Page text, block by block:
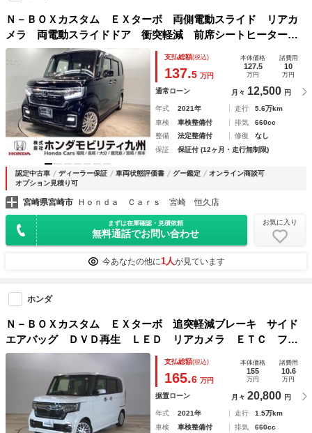
Ｎ－ＢＯＸカスタム ＥＸターボ 両側電動スライド リアカ
メラ 両電動スライドドア 衝突軽減 前席シートヒーター
地デジ スマートキー カーテンエアバック 横滑り防止装
置 ＬＥＤヘッドライト 記録簿 ミュージックプレイヤー接
支払総額(税込)
137.5 万円
本体価格
127.5
万円
諸費用
10
万円
通常ローン 月々 12,500 円
年式 2021年 走行
5.6万km
車検
車検整備付 排気
660cc
整備
法定整備付 修復
なし
保証
保証付 (12ヶ月・走行無制限)
認定中古車 ディーラー保証 車両状態評価書 グー鑑定
オンライン商談可
オプション見積り可
宮崎県宮崎市 Ｈｏｎｄａ Ｃａｒｓ 宮崎 恒久店
まずは在庫確認・見積依頼
無料通話でお問い合わせ
お気に入り
今あなたの他に1人が見ています
ホンダ
Ｎ－ＢＯＸカスタム ＥＸターボ 追突軽減ブレーキ サイド
エアバッグ ＤＶＤ再生 ＬＥＤ リアカメラ ＥＴＣ フル
セグ Ｂｌｕｅｔｏｏｔｈ スマートキー ナビ 両側パワー
スライド フロントシートヒーター 障害物センサー パドル
支払総額(税込)
165.6 万円
本体価格
155
万円
諸費用
10.6
万円
据置ローン 月々 20,800 円
年式 2021年 走行
1.5万km
車検
車検整備付 排気 660cc